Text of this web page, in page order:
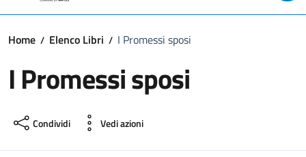
Home Elenco Libri I Promessi sposi
I Promessi sposi
Condividi Vedi azioni